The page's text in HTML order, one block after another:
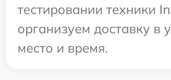
тестировании техники
организуем доставку в
место и время.